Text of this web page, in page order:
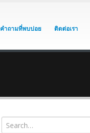
คำถามที่พบบ่อย ติดต่อเรา